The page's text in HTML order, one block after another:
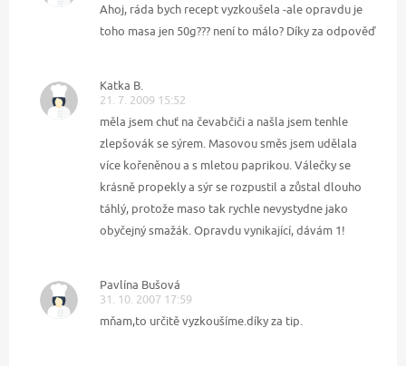
Ahoj, ráda bych recept vyzkoušela -ale opravdu je
toho masa jen 50g??? není to málo? Díky za odpověď
Katka B.
21. 7. 2009 15:52
měla jsem chuť na čevabčiči a našla jsem tenhle
zlepšovák se sýrem. Masovou směs jsem udělala
více kořeněnou a s mletou paprikou. Válečky se
krásně propekly a sýr se rozpustil a zůstal dlouho
táhlý, protože maso tak rychle nevystydne jako
obyčejný smažák. Opravdu vynikající, dávám 1!
Pavlína Bušová
31. 10. 2007 17:59
mňam,to určitě vyzkoušíme.díky za tip.